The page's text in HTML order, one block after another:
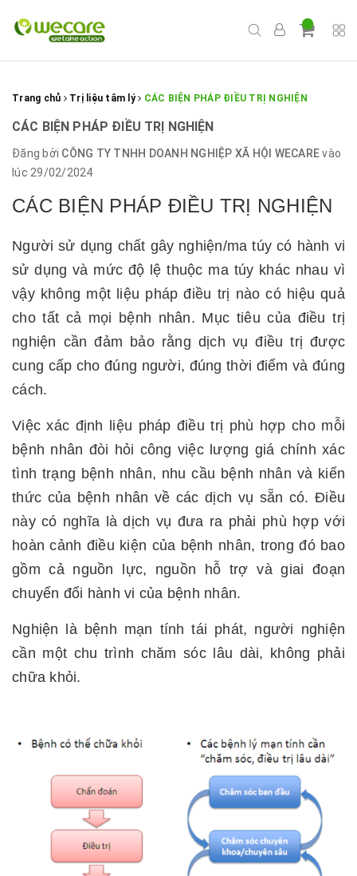
Trang chủ Trị liệu tâm lý CÁC BIỆN PHÁP ĐIỀU TRỊ NGHIỆN
CÁC BIỆN PHÁP ĐIỀU TRỊ NGHIỆN
Đăng bởi CÔNG TY TNHH DOANH NGHIỆP XÃ HỘI WECAREvào
lúc 29/02/2024
CÁC BIỆN PHÁP ĐIỀU TRỊ NGHIỆN
Người sử dụng chất gây nghiện/ma túy có hành vi
sử dụng và mức độ lệ thuộc ma túy khác nhau vì
vậy không một liệu pháp điều trị nào có hiệu quả
cho tất cả mọi bệnh nhân. Mục tiêu của điều trị
nghiện cần đảm bảo rằng dịch vụ điều trị được
cung cấp cho đúng người, đúng thời điểm và đúng
cách.
Việc xác định liệu pháp điều trị phù hợp cho mỗi
bệnh nhân đòi hỏi công việc lượng giá chính xác
tình trạng bệnh nhân, nhu cầu bệnh nhân và kiến
thức của bệnh nhân về các dịch vụ sẵn có. Điều
này có nghĩa là dịch vụ đưa ra phải phù hợp với
hoàn cảnh điều kiện của bệnh nhân, trong đó bao
gồm cả nguồn lực, nguồn hỗ trợ và giai đoạn
chuyển đổi hành vi của bệnh nhân.
Nghiện là bệnh mạn tính tái phát, người nghiện
cần một chu trình chăm sóc lâu dài, không phải
chữa khỏi.